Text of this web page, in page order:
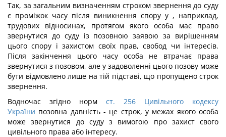
Так, за загальним визначенням строком звернення до суду
є проміжок часу після виникнення спору у , наприклад,
трудових відносинах, протягом якого особа має право
звернутися до суду із позовною заявою за вирішенням
цього спору і захистом своїх прав, свобод чи інтересів.
Після закінчення цього часу особа не втрачає права
звернутися з позовом, але у задоволенні цього позову може
бути відмовлено лише на тій підставі, що пропущено строк
звернення.
Водночас згідно норм ст. 256 Цивільного кодексу
України позовна давність - це строк, у межах якого особа
може звернутися до суду з вимогою про захист свого
цивільного права або інтересу.